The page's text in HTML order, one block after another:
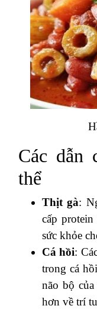
Các dẫn
thể
Thịt gà:
cấp
sức khỏe
Cá hồi:
trong cá
não bộ
hơn về trí